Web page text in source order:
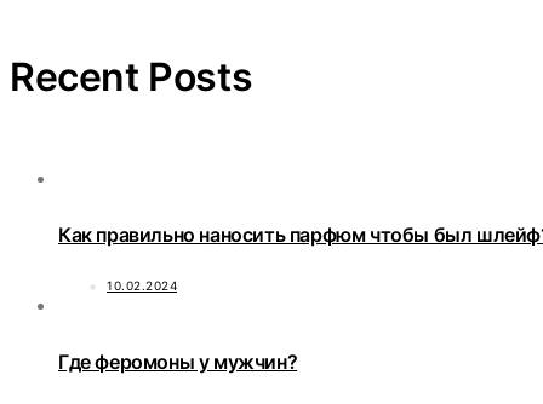
Recent Posts
Как правильно наносить парфюм чтобы был
10.02.2024
Где феромоны у мужчин?